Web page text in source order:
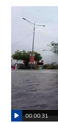
00:00:31